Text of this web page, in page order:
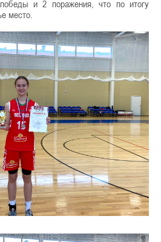
и 2 поражения, что по итогу
место.